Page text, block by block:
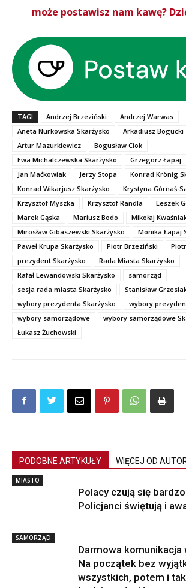
może postawisz nam kawę?
TAGI Andrzej Brzeziński
Andrzej Warwas
Aneta Nurkowska Skarżysko
Arkadiusz Bogucki
Artur Mazurkiewicz
Bogusław Ciok
Ewa Michalczewska Skarżysko
Grzegorz Łapaj
Jan Maćkowiak
Jerzy Stopa
Konrad Krönig
Konrad Wikarjusz Skarżysko
Krystyna Górnaś-
Krzysztof Myszka
Krzysztof Randla
Leszek
Marek Gąska
Mariusz Bodo
Mikołaj
Mirosław Gibaszewski Skarżysko
Monika Łapaj
Paweł Krupa Skarżysko
Piotr Brzeziński
prezydent Skarżysko
Rada Miasta Skarżysko
Rafał Lewandowski Skarżysko
samorząd
sesja rada miasta Skarżysko
Stanisław
wybory prezydenta Skarżysko
wybory
wybory samorządowe
wybory samorządowe
Łukasz Żuchowski
PODOBNE ARTYKUŁY WIĘCEJ OD
MIASTO
Polacy czują się
Policjanci świętują i
SAMORZĄD
Darmowa komunikacja
Na początek bez
wszystkich, potem i